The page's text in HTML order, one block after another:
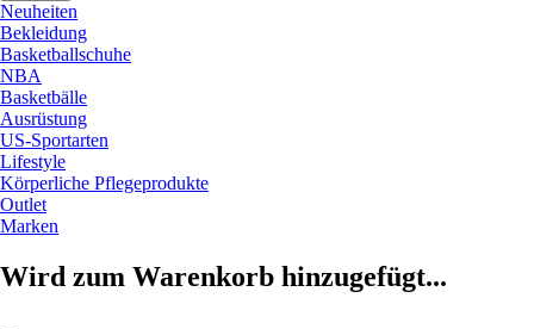
Neuheiten
Bekleidung
Basketballschuhe
NBA
Basketbälle
Ausrüstung
US-Sportarten
Lifestyle
Körperliche Pflegeprodukte
Outlet
Marken
Wird zum Warenkorb hinzugefügt...